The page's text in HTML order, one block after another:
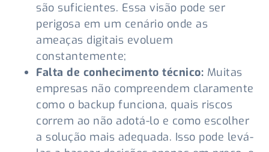
são suficientes. Essa visão pode ser
perigosa em um cenário onde as
ameaças digitais evoluem
constantemente;
Falta de conhecimento técnico: Muitas
empresas não compreendem claramente
como o backup funciona, quais riscos
correm ao não adotá-lo e como escolher
a solução mais adequada. Isso pode levá-